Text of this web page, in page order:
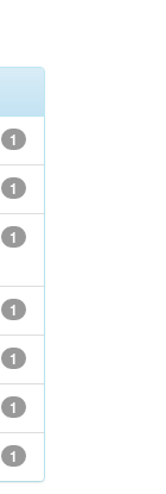
1
1
1
1
1
1
1